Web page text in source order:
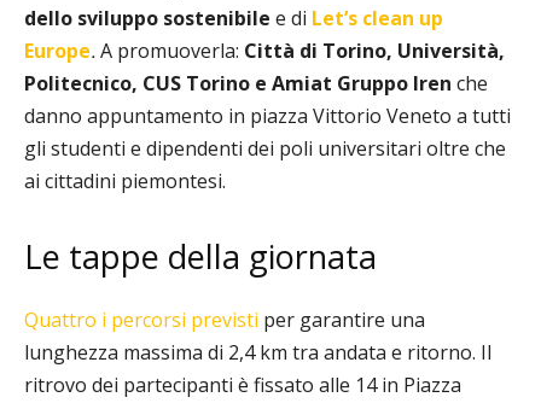
dello sviluppo sostenibile e di Let’s clean up
Europe.A promuoverla: Città di Torino, Università,
Politecnico, CUS Torino e Amiat Gruppo Iren che
danno appuntamento in piazza Vittorio Veneto a tutti
gli studenti e dipendenti dei poli universitari oltre che
ai cittadini piemontesi.
Le tappe della giornata
Quattro i percorsi previsti per garantire una
lunghezza massima di 2,4 km tra andata e ritorno. Il
ritrovo dei partecipanti è fissato alle 14 in Piazza